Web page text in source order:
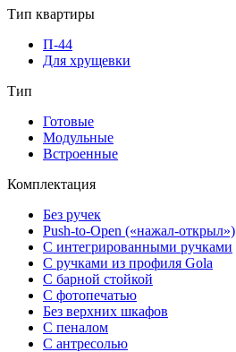
Тип квартиры
П-44
Для хрущевки
Тип
Готовые
Модульные
Встроенные
Комплектация
Без ручек
Push-to-Open («нажал-открыл»)
С интегрированными ручками
С ручками из профиля Gola
С барной стойкой
С фотопечатью
Без верхних шкафов
С пеналом
С антресолью